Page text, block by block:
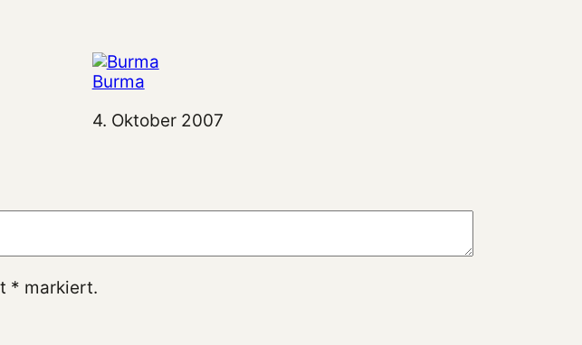
Burma
Datum
4. Oktober 2007
* markiert.